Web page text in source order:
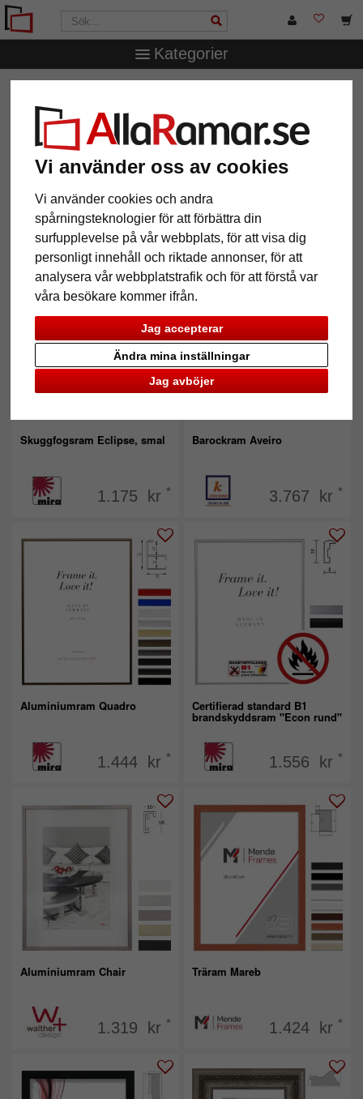
Vi använder oss av cookies
Vi använder cookies och andra
spårningsteknologier för att förbättra din
surfupplevelse på vår webbplats, för att visa dig
personligt innehåll och riktade annonser, för att
analysera vår webbplatstrafik och för att förstå var
våra besökare kommer ifrån.
Jag accepterar
Jag avböjer
Ändra mina inställningar
Kategorier
12 Artiklar Populärast
Grid
Skuggfogsram Eclipse, smal
1.175 kr *
Barockram Aveiro
3.767 kr *
Aluminiumram Quadro
1.444 kr *
Certifierad standard B1
brandskyddsram "Econ rund"
1.556 kr *
Aluminiumram Chair
1.319 kr *
Träram Mareb
1.424 kr *